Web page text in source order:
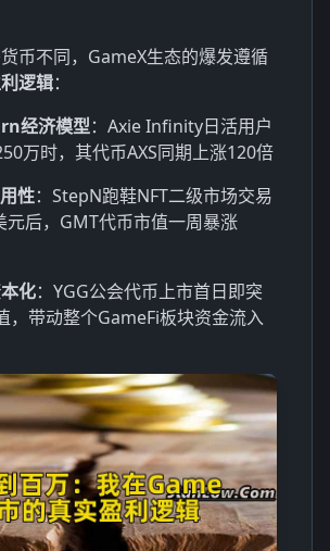
币不同，GameX生态的爆发遵循
逻辑：
经济模型：Axie Infinity日活用户
万时，其代币AXS同期上涨120倍
性：StepN跑鞋NFT二级市场交易
元后，GMT代币市值一周暴涨
化：YGG公会代币上市首日即突
，带动整个GameFi板块资金流入